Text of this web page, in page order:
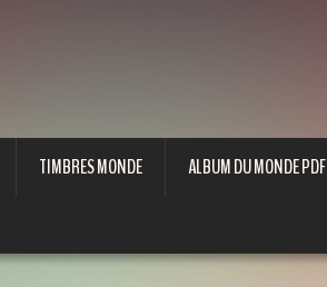
TIMBRES MONDE ALBUM DU MONDE PDF